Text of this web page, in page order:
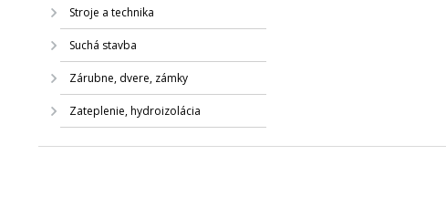
Stroje a technika
Suchá stavba
Zárubne, dvere, zámky
Zateplenie, hydroizolácia